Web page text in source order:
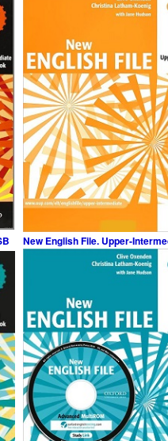
New English File. Upper-